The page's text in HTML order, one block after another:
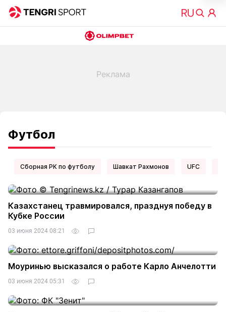
Футбол
Сборная РК по футболу Шавкат Рахмонов UFC
Казахстанец травмировался, празднуя победу в
Кубке России
03 июня 2024 08:21
Моуринью высказался о работе Карло Анчелотти
03 июня 2024 05:31